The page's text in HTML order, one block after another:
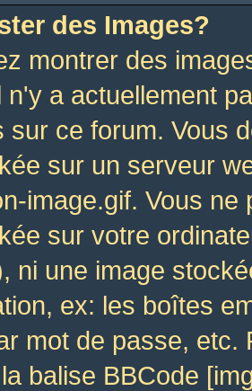
des Images?
montrer des
n'y a actuellement
sur ce forum. Vous
sur un serveur
image.gif. Vous
sur votre
ni une image
ex: les boîtes
mot de passe,
balise BBCode